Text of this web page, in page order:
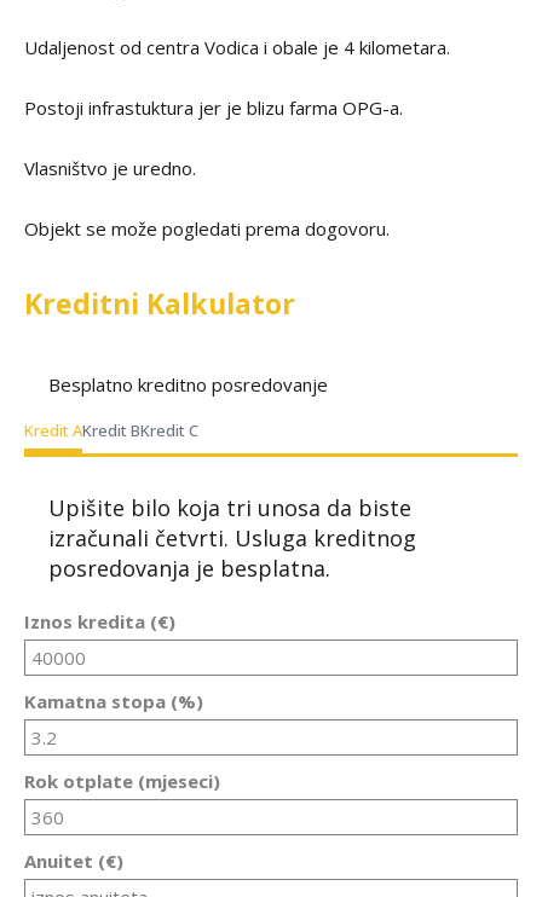
Udaljenost od centra Vodica i obale je 4 kilometara.
Postoji infrastuktura jer je blizu farma OPG-a.
Vlasništvo je uredno.
Objekt se može pogledati prema dogovoru.
Kreditni Kalkulator
Besplatno kreditno posredovanje
Kredit AKredit BKredit C
Upišite bilo koja tri unosa da biste
izračunali četvrti. Usluga kreditnog
posredovanja je besplatna.
Iznos kredita (€)
Kamatna stopa (%)
Rok otplate (mjeseci)
Anuitet (€)